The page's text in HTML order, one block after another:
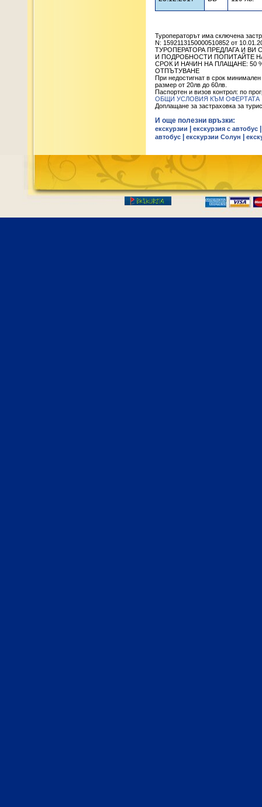
Туроператорът има сключена
N: 1592113150000510852 от
ТУРОПЕРАТОРА ПРЕДЛАГА И ВИ
И ПОДРОБНОСТИ ПОПИТАЙТЕ НА
СРОК И НАЧИН НА ПЛАЩАНЕ: 50
ОТПЪТУВАНЕ
При недостигнат в срок
размер от 20лв до 60лв.
Паспортен и визов контрол: по
ОБЩИ УСЛОВИЯ КЪМ ОФЕРТАТА
Доплащане за застраховка за
И още полезни връзки:
екскурзии екскурзия с автобус
автобус екскурзии Солун